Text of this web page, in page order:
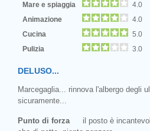
Mare e spiaggia
4.0
Animazione
4.0
Cucina
5.0
Pulizia
3.0
DELUSO...
Marcegaglia... rinnova l'albergo degli
sicuramente...
Punto di forza
il posto è